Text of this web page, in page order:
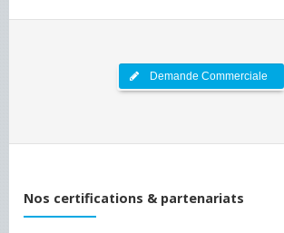
Demande Commerciale
Nos certifications & partenariats